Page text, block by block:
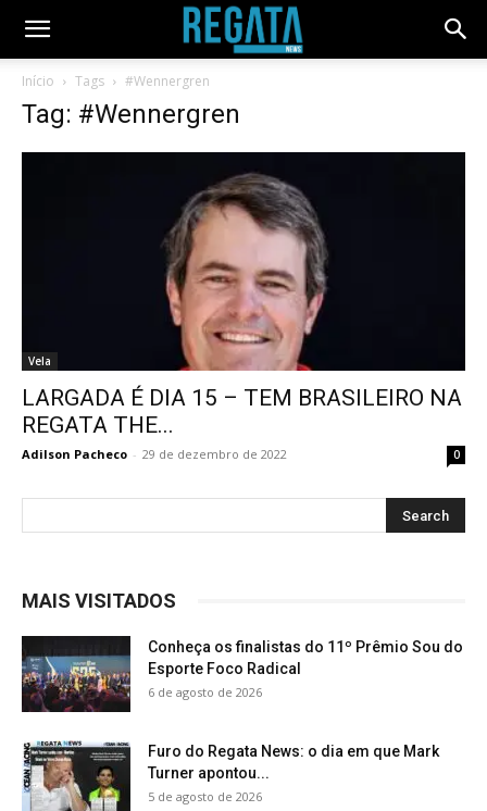
Início Tags #Wennergren
Tag: #Wennergren
Vela
LARGADA É DIA 15 – TEM BRASILEIRO NA
REGATA THE...
Adilson Pacheco - 29 de dezembro de 2022 0
MAIS VISITADOS
Conheça os finalistas do 11º Prêmio Sou do
Esporte Foco Radical
6 de agosto de 2026
Furo do Regata News: o dia em que Mark
Turner apontou...
5 de agosto de 2026